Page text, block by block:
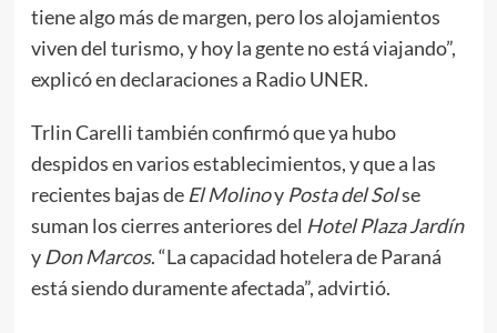
tiene algo más de margen, pero los alojamientos
viven del turismo, y hoy la gente no está viajando”,
explicó en declaraciones a Radio UNER.
Trlin Carelli también confirmó que ya hubo
despidos en varios establecimientos, y que a las
recientes bajas deEl MolinoyPosta del Solse
suman los cierres anteriores del Hotel Plaza Jardín
yDon Marcos. “La capacidad hotelera de Paraná
está siendo duramente afectada”, advirtió.